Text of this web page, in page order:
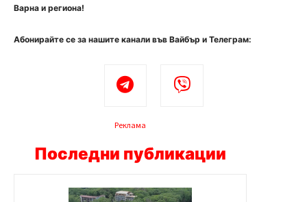
Варна и региона!
Абонирайте се за нашите канали във Вайбър и Телеграм:
Реклама
Последни публикации